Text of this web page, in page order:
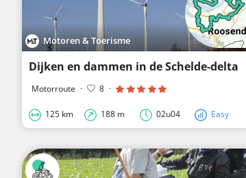
Motoren & Toerisme
Dijken en dammen in de Schelde-delta
Motorroute · 8 ·
125 km 188 m 02u04 Easy